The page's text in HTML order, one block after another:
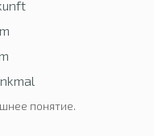
понятие.